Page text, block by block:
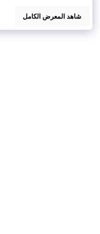
شاهد المعرض الكامل